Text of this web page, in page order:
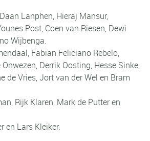
Lanphen, Hieraj Mansur,
Post, Coen van Riesen, Dewi
Wijbenga.
Fabian Feliciano Rebelo,
Derrik Oosting, Hesse Sinke,
de Vries, Jort van der Wel en Bram
Rijk Klaren, Mark de Putter en
en Lars Kleiker.